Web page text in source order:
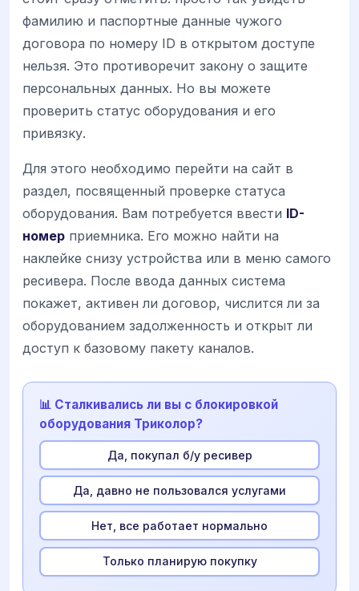
фамилию и паспортные данные чужого
договора по номеру ID в открытом доступе
нельзя. Это противоречит закону о защите
персональных данных. Но вы можете
проверить статус оборудования и его
привязку.
Для этого необходимо перейти на сайт в
раздел, посвященный проверке статуса
оборудования. Вам потребуется ввести ID-
номер приемника. Его можно найти на
наклейке снизу устройства или в меню самого
ресивера. После ввода данных система
покажет, активен ли договор, числится ли за
оборудованием задолженность и открыт ли
доступ к базовому пакету каналов.
📊 Сталкивались ли вы с блокировкой
оборудования Триколор?
Да, покупал б/у ресивер
Да, давно не пользовался услугами
Нет, все работает нормально
Только планирую покупку